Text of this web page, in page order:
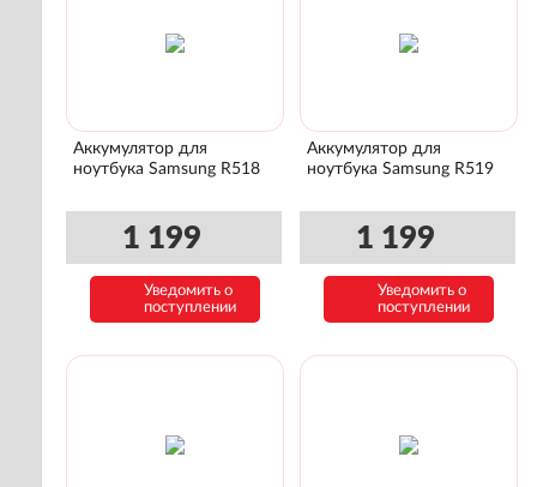
Аккумулятор для
ноутбука Samsung R518
1 199
Уведомить о
поступлении
Аккумулятор для
ноутбука Samsung R519
1 199
Уведомить о
поступлении